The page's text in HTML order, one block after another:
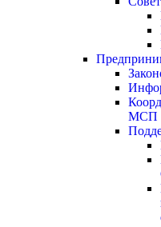
МСП